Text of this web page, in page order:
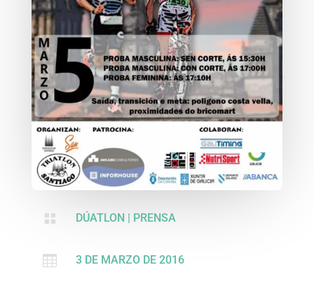
 DÚATLON| PRENSA
 3 DE MARZO DE 2016